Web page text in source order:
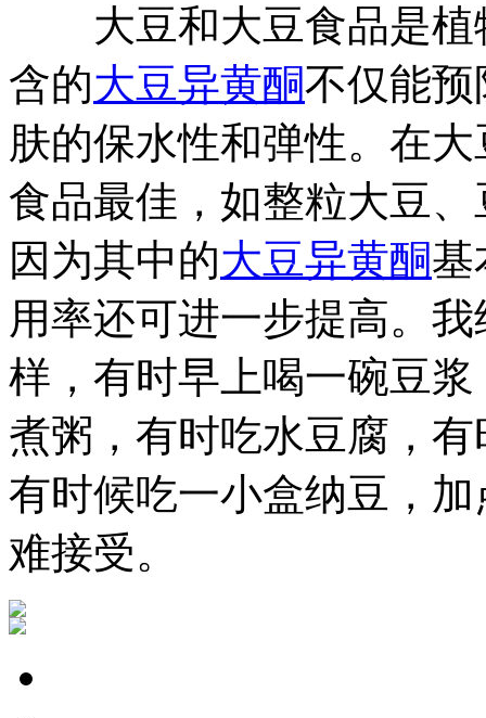
大豆和大豆食品是植
含的大豆异黄酮不仅能预
肤的保水性和弹性。在
食品最佳，如整粒大豆
因为其中的大豆异黄酮基
用率还可进一步提高。
样，有时早上喝一碗豆
煮粥，有时吃水豆腐，
有时候吃一小盒纳豆，
难接受。